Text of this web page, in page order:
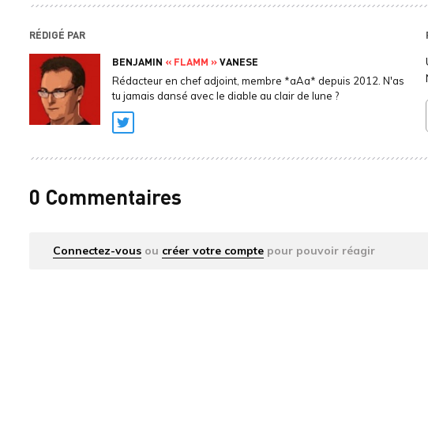
RÉDIGÉ PAR
BENJAMIN « FLAMM »VANESE
Rédacteur en chef adjoint, membre *aAa* depuis 2012. N'as
tu jamais dansé avec le diable au clair de lune ?
Twitter
0 Commentaires
Connectez-vous ou créer votre compte pour pouvoir réagir